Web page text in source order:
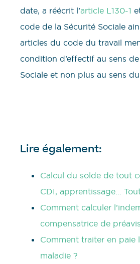
date, a réécrit l’article L130-1
code de la Sécurité Sociale
articles du code du travail
condition d’effectif au sens
Sociale et non plus au sens
Lire également:
Calcul du solde de tout
CDI, apprentissage…
Comment calculer
compensatrice de
Comment traiter en paie
maladie ?